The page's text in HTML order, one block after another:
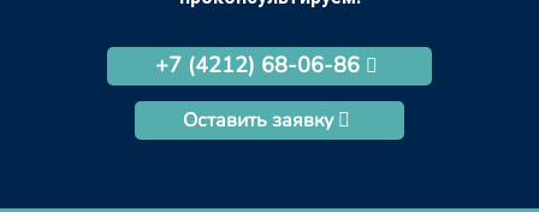
+7 (4212) 68-06-86
Оставить заявку